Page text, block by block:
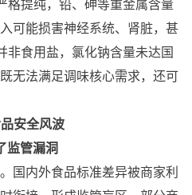
格提纯，铅、砷等重金属含量
可能损害神经系统、肾脏，甚
非食用盐，氯化钠含量未达国
无法满足调味核心需求，还可
安全风波
监管漏洞
国内外食品标准差异被商家利